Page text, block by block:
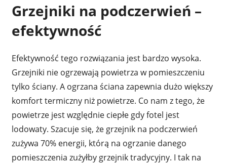
Grzejniki na podczerwień –
efektywność
Efektywność tego rozwiązania jest bardzo wysoka.
Grzejniki nie ogrzewają powietrza w pomieszczeniu
tylko ściany. A ogrzana ściana zapewnia dużo większy
komfort termiczny niż powietrze. Co nam z tego, że
powietrze jest względnie ciepłe gdy fotel jest
lodowaty. Szacuje się, że grzejnik na podczerwień
zużywa 70% energii, którą na ogrzanie danego
pomieszczenia zużyłby grzejnik tradycyjny. I tak na